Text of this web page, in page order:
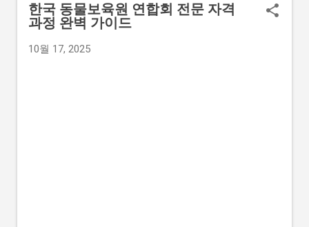
한국 동물보육원 연합회 전문 자격
과정 완벽 가이드
10월 17, 2025